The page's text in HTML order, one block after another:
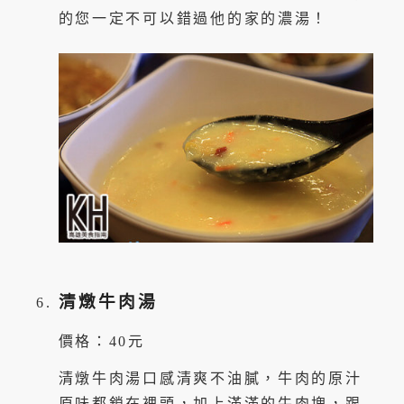
的您一定不可以錯過他的家的濃湯！
清燉牛肉湯
價格：40元
清燉牛肉湯口感清爽不油膩，牛肉的原汁